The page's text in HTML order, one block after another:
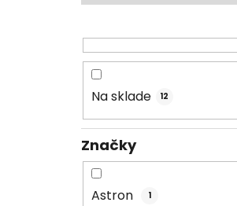
Na sklade 12
Značky
Astron 1